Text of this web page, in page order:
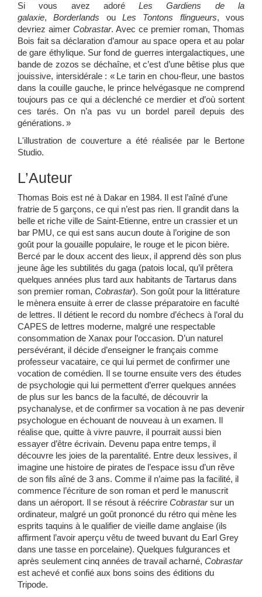
Si vous avez adoréLes Gardiens de la
galaxie,Borderlands ouLes Tontons flingueurs, vous
devriez aimer Cobrastar. Avec ce premier roman, Thomas
Bois fait sa déclaration d’amour au space opera et au polar
de gare éthylique. Sur fond de guerres intergalactiques, une
bande de zozos se déchaîne, et c’est d’une bêtise plus que
jouissive, intersidérale : « Le tarin en chou-fleur, une bastos
dans la couille gauche, le prince helvégasque ne comprend
toujours pas ce qui a déclenché ce ­merdier et d’où sortent
ces tarés. On n’a pas vu un bordel ­pareil depuis des
générations. »
L'illustration de couverture a été réalisée par le Bertone
Studio.
L’Auteur
Thomas Bois est né à Dakar en 1984. Il est l’aîné d’une
fratrie de 5 garçons, ce qui n’est pas rien. Il grandit dans la
belle et riche ville de Saint-Etienne, entre un crassier et un
bar PMU, ce qui est sans aucun doute à l’origine de son
goût pour la gouaille populaire, le rouge et le picon bière.
Bercé par le doux accent des lieux, il apprend dès son plus
jeune âge les subtilités du gaga (patois local, qu’il prêtera
quelques années plus tard aux habitants de Tartarus dans
son premier roman, Cobrastar). Son goût pour la littérature
le mènera ensuite à errer de classe préparatoire en faculté
de lettres. Il détient le record du nombre d’échecs à l’oral du
CAPES de lettres moderne, malgré une respectable
consommation de Xanax pour l’occasion. D’un naturel
persévérant, il décide d’enseigner le français comme
professeur vacataire, ce qui lui permet de confirmer une
vocation de comédien. Il se tourne ensuite vers des études
de psychologie qui lui permettent d’errer quelques années
de plus sur les bancs de la faculté, de découvrir la
psychanalyse, et de confirmer sa vocation à ne pas devenir
psychologue en échouant de nouveau à un examen. Il
réalise que, quitte à vivre pauvre, il pourrait aussi bien
essayer d’être écrivain. Devenu papa entre temps, il
découvre les joies de la parentalité. Entre deux lessives, il
imagine une histoire de pirates de l’espace issu d’un rêve
de son fils aîné de 3 ans. Comme il n’aime pas la facilité, il
commence l’écriture de son roman et perd le manuscrit
dans un aéroport. Il se résout à réécrire Cobrastarsur un
ordinateur, malgré un goût prononcé du rétro qui mène les
esprits taquins à le qualifier de vieille dame anglaise (ils
affirment l’avoir aperçu vêtu de tweed buvant du Earl Grey
dans une tasse en porcelaine). Quelques fulgurances et
après seulement cinq années de travail acharné, Cobrastar
est achevé et confié aux bons soins des éditions du
Tripode.